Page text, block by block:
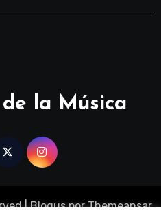
la Música
|BlogusporThemeansar.